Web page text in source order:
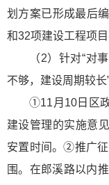
划方案已形成最后
和32项建设工程项目
（2）针对“对
不够，建设周期较长
①11月10日区
建设管理的实施意
安置时间。②推广征
围。在郎溪路以内